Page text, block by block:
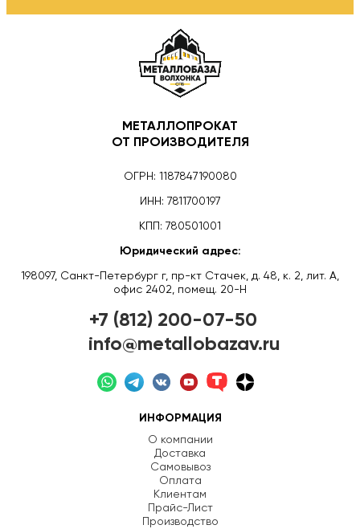
МЕТАЛЛОПРОКАТ
ОТ ПРОИЗВОДИТЕЛЯ
ОГРН: 1187847190080
ИНН: 7811700197
КПП: 780501001
Юридический адрес:
198097, Санкт-Петербург г, пр-кт Стачек, д. 48, к. 2, лит. А,
офис 2402, помещ. 20-Н
+7 (812) 200-07-50
info@metallobazav.ru
ИНФОРМАЦИЯ
О компании
Доставка
Самовывоз
Оплата
Клиентам
Прайс-Лист
Производство